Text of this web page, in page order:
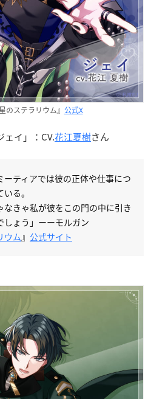
のステラリウム』 公式X
ェイ」：CV.花江夏樹さん
ティアでは彼の正体や仕事につ
る。
なきゃ私が彼をこの門の中に引き
しょう」ーーモルガン
ウム』 公式サイト